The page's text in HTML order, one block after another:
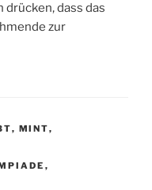
drücken, dass das
zur
, MINT,
,